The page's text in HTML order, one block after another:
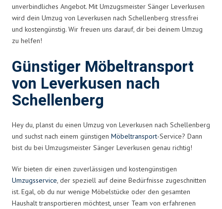
unverbindliches Angebot. Mit Umzugsmeister Sänger Leverkusen
wird dein Umzug von Leverkusen nach Schellenberg stressfrei
und kostengünstig. Wir freuen uns darauf, dir bei deinem Umzug
zu helfen!
Günstiger Möbeltransport
von Leverkusen nach
Schellenberg
Hey du, planst du einen Umzug von Leverkusen nach Schellenberg
und suchst nach einem günstigen Möbeltransport-Service? Dann
bist du bei Umzugsmeister Sänger Leverkusen genau richtig!
Wir bieten dir einen zuverlässigen und kostengünstigen
Umzugsservice, der speziell auf deine Bedürfnisse zugeschnitten
ist. Egal, ob du nur wenige Möbelstücke oder den gesamten
Haushalt transportieren möchtest, unser Team von erfahrenen